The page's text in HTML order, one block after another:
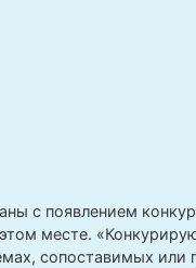
с появлением
месте.
сопоставимых